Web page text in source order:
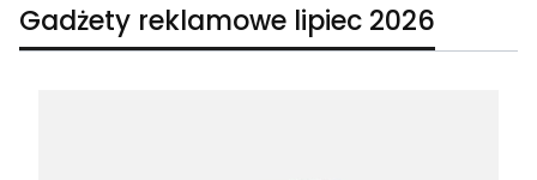
Gadżety reklamowe lipiec 2026